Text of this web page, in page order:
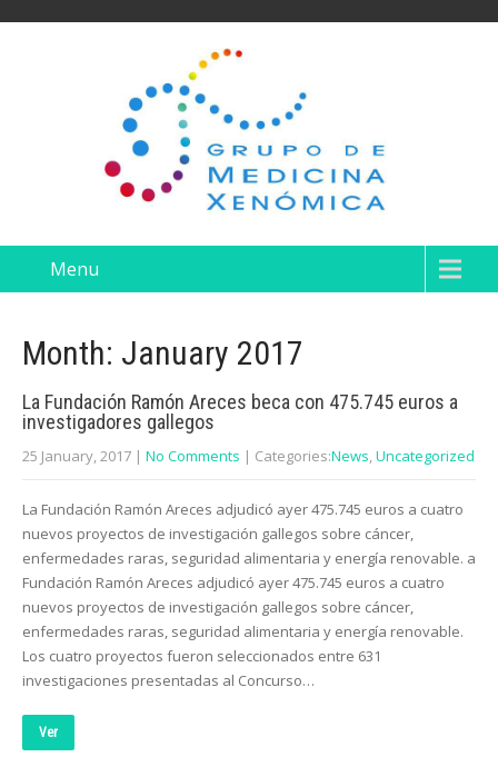
Menu
Month: January 2017
La Fundación Ramón Areces beca con 475.745 euros a
investigadores gallegos
25 January, 2017 | No Comments | Categories:News,Uncategorized
La Fundación Ramón Areces adjudicó ayer 475.745 euros a cuatro
nuevos proyectos de investigación gallegos sobre cáncer,
enfermedades raras, seguridad alimentaria y energía renovable. a
Fundación Ramón Areces adjudicó ayer 475.745 euros a cuatro
nuevos proyectos de investigación gallegos sobre cáncer,
enfermedades raras, seguridad alimentaria y energía renovable.
Los cuatro proyectos fueron seleccionados entre 631
investigaciones presentadas al Concurso…
Ver